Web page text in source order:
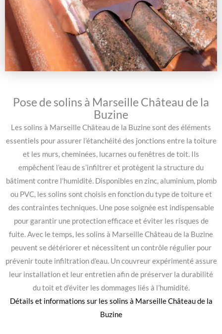
Pose de solins à Marseille Château de la
Buzine
Les solins à Marseille Château de la Buzine sont des éléments
essentiels pour assurer l’étanchéité des jonctions entre la toiture
et les murs, cheminées, lucarnes ou fenêtres de toit. Ils
empêchent l’eau de s’infiltrer et protègent la structure du
bâtiment contre l’humidité. Disponibles en zinc, aluminium, plomb
ou PVC, les solins sont choisis en fonction du type de toiture et
des contraintes techniques. Une pose soignée est indispensable
pour garantir une protection efficace et éviter les risques de
fuite. Avec le temps, les solins à Marseille Château de la Buzine
peuvent se détériorer et nécessitent un contrôle régulier pour
prévenir toute infiltration d’eau. Un couvreur expérimenté assure
leur installation et leur entretien afin de préserver la durabilité
du toit et d’éviter les dommages liés à l’humidité.
Détails et informations sur les solins à Marseille Château de la
Buzine